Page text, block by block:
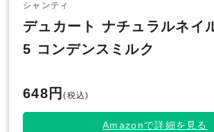
シャンティ
デュカート ナチュラルネイ
5 コンデンスミルク
648円(税込)
Amazonで詳細を見る